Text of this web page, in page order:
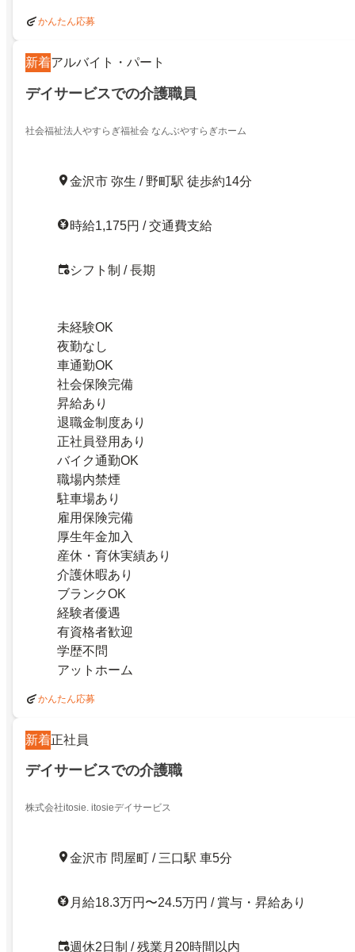
かんたん応募
新着アルバイト・パート
デイサービスでの介護職員
社会福祉法人やすらぎ福祉会 なんぶやすらぎホーム
金沢市 弥生 / 野町駅 徒歩約14分
時給1,175円 / 交通費支給
シフト制 / 長期
未経験OK
夜勤なし
車通勤OK
社会保険完備
昇給あり
退職金制度あり
正社員登用あり
バイク通勤OK
職場内禁煙
駐車場あり
雇用保険完備
厚生年金加入
産休・育休実績あり
介護休暇あり
ブランクOK
経験者優遇
有資格者歓迎
学歴不問
アットホーム
かんたん応募
新着正社員
デイサービスでの介護職
株式会社itosie. itosieデイサービス
金沢市 問屋町 / 三口駅 車5分
月給18.3万円〜24.5万円 / 賞与・昇給あり
週休2日制 / 残業月20時間以内